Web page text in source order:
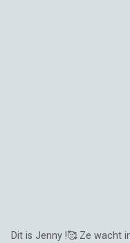
Dit is Jenny !🥰 Ze wacht